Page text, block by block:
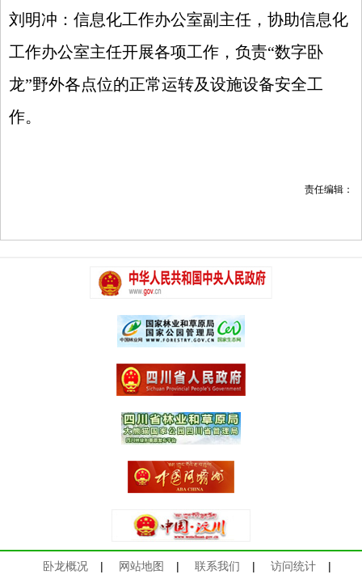
刘明冲：信息化工作办公室副主任，协助信息化
工作办公室主任开展各项工作，负责“数字卧
龙”野外各点位的正常运转及设施设备安全工
作。
责任编辑：
卧龙概况 | 网站地图 | 联系我们 | 访问统计 |